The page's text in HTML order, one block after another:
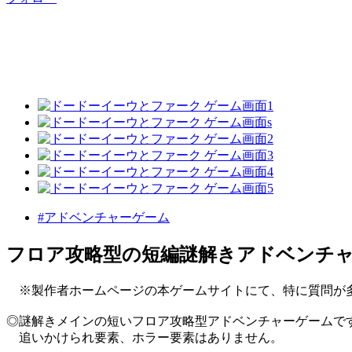
#アドベンチャーゲーム
フロア攻略型の短編謎解きアドベンチ
※製作者ホームページの本ゲームサイトにて、特に質問が
◎謎解きメインの短いフロア攻略型アドベンチャーゲームで
追いかけられ要素、ホラー要素はありません。